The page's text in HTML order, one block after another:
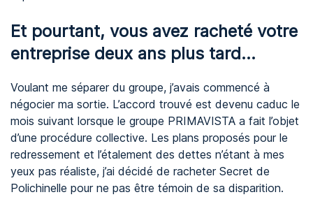
Et pourtant, vous avez racheté votre
entreprise deux ans plus tard...
Voulant me séparer du groupe, j’avais commencé à
négocier ma sortie. L’accord trouvé est devenu caduc le
mois suivant lorsque le groupe PRIMAVISTA a fait l’objet
d’une procédure collective. Les plans proposés pour le
redressement et l’étalement des dettes n’étant à mes
yeux pas réaliste, j’ai décidé de racheter Secret de
Polichinelle pour ne pas être témoin de sa disparition.